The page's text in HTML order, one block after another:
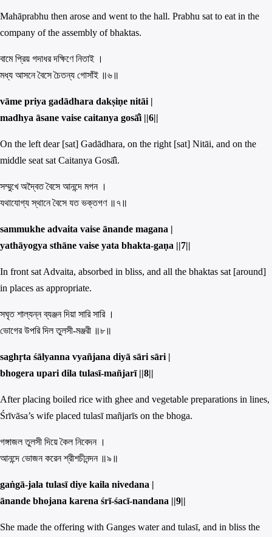
Mahāprabhu then arose and went to the hall. Prabhu sat to eat in the
company of the assembly of bhaktas.
বামে প্রিয় গদাধর দক্ষিণে নিতাই ।
মধ্য আসনে বৈসে চৈতন্য গোসাঁই ॥৬॥
vāme priya gadādhara dakṣiṇe nitāi |
madhya āsane vaise caitanya gosā̐i ||6||
On the left dear [sat] Gadādhara, on the right [sat] Nitāi, and on the
middle seat sat Caitanya Gosā̐i.
সম্মুখে অদ্বৈত বৈসে আনন্দে মগন ।
যথাযোগ্য স্থানে বৈসে যত ভক্তগণ ॥৭॥
sammukhe advaita vaise ānande magana |
yathāyogya sthāne vaise yata bhakta-gaṇa ||7||
In front sat Advaita, absorbed in bliss, and all the bhaktas sat [around]
in places as appropriate.
সঘৃত শাল্যন্ন ব্যঞ্জন দিয়া সারি সারি ।
ভোগের উপরি দিল তুলসী-মঞ্জরী ॥৮॥
saghṛta śālyanna vyañjana diyā sāri sāri |
bhogera upari dila tulasī-mañjarī ||8||
After placing boiled rice with ghee and vegetable preparations in lines,
Śrīvāsa’s wife placed tulasī mañjarīs on the bhoga.
গঙ্গাজল তুলসী দিয়ে কৈল নিবেদন ।
আনন্দে ভোজন করেন শ্রীশচীনন্দন ॥৯॥
gaṅgā-jala tulasī diye kaila nivedana |
ānande bhojana karena śrī-śacī-nandana ||9||
She made the offering with Ganges water and tulasī, and in bliss the